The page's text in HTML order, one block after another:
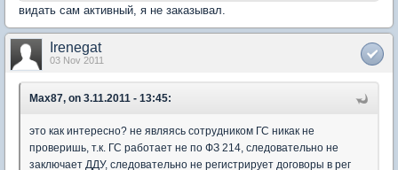
видать сам активный, я не заказывал.
Irenegat
03 Nov 2011
Max87, on 3.11.2011 - 13:45:
это как интересно? не являясь сотрудником ГС никак не
проверишь, т.к. ГС работает не по ФЗ 214, следовательно не
заключает ДДУ, следовательно не регистрирует договоры в рег